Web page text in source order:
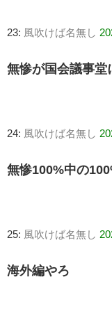
23: 風吹けば名無し
無惨が国会議事堂
24: 風吹けば名無し
無惨100%中の
25: 風吹けば名無し
海外編やろ